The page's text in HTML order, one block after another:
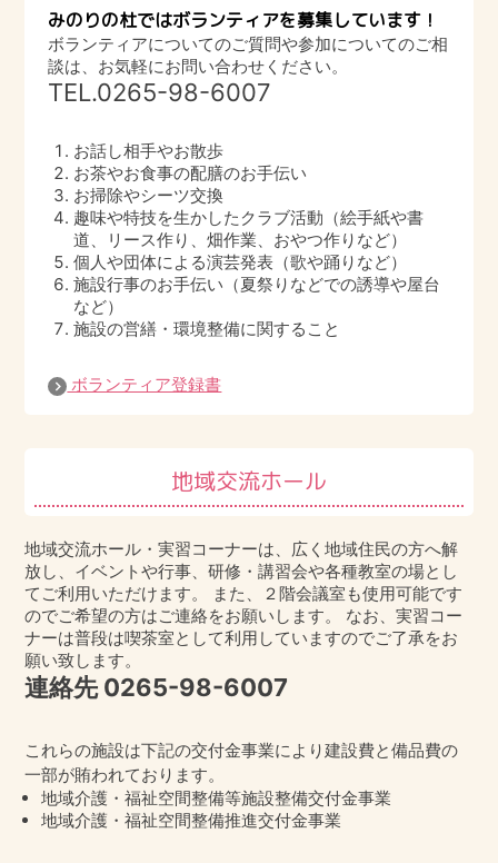
閉じる
所得が一定以上あると入居できないのでし
ょうか？
入居資格を満たしていれば可能です。所得
保証人がいないと入居できないのでしょう
か？
入居の契約にあたっては、連帯保証人をお
願いしています。ご本人と契約代理人兼連
帯保証人の2人の確認で入居の契約をするこ
とになります。契約代理人兼連帯保証人と
なられる方がいらっしゃらない場合はご相
での生活に復帰できれば引き続きご利用い
ただくことができます。基本的に3ヶ月以上
了となります。その後の対応については、
都度応談になります。
施設に入ると「生活が管理される」と聞き
ましたが本当ですか？
基本的に他の入居者様の迷惑にならなけれ
共有する部分がありますので、共同生活の
ルールが一定程度あります。そうした共同
部分の使い方・過ごし方に関してはルール
をお互いに守ることをお願いしています。
みのりの杜ではボランティアを募集しています！
ボランティアについてのご質問や参加についてのご相
談は、お気軽にお問い合わせください。
TEL.0265-98-6007
お話し相手やお散歩
お茶やお食事の配膳のお手伝い
お掃除やシーツ交換
趣味や特技を生かしたクラブ活動（絵手紙や書
道、リース作り、畑作業、おやつ作りなど）
個人や団体による演芸発表（歌や踊りなど）
施設行事のお手伝い（夏祭りなどでの誘導や屋台
など）
施設の営繕・環境整備に関すること
ボランティア登録書
地域交流ホール
地域交流ホール・実習コーナーは、広く地域住民の方へ解
放し、イベントや行事、研修・講習会や各種教室の場とし
てご利用いただけます。 また、２階会議室も使用可能です
のでご希望の方はご連絡をお願いします。 なお、実習コー
ナーは普段は喫茶室として利用していますのでご了承をお
願い致します。
連絡先0265-98-6007
これらの施設は下記の交付金事業により建設費と備品費の
一部が賄われております。
地域介護・福祉空間整備等施設整備交付金事業
地域介護・福祉空間整備推進交付金事業